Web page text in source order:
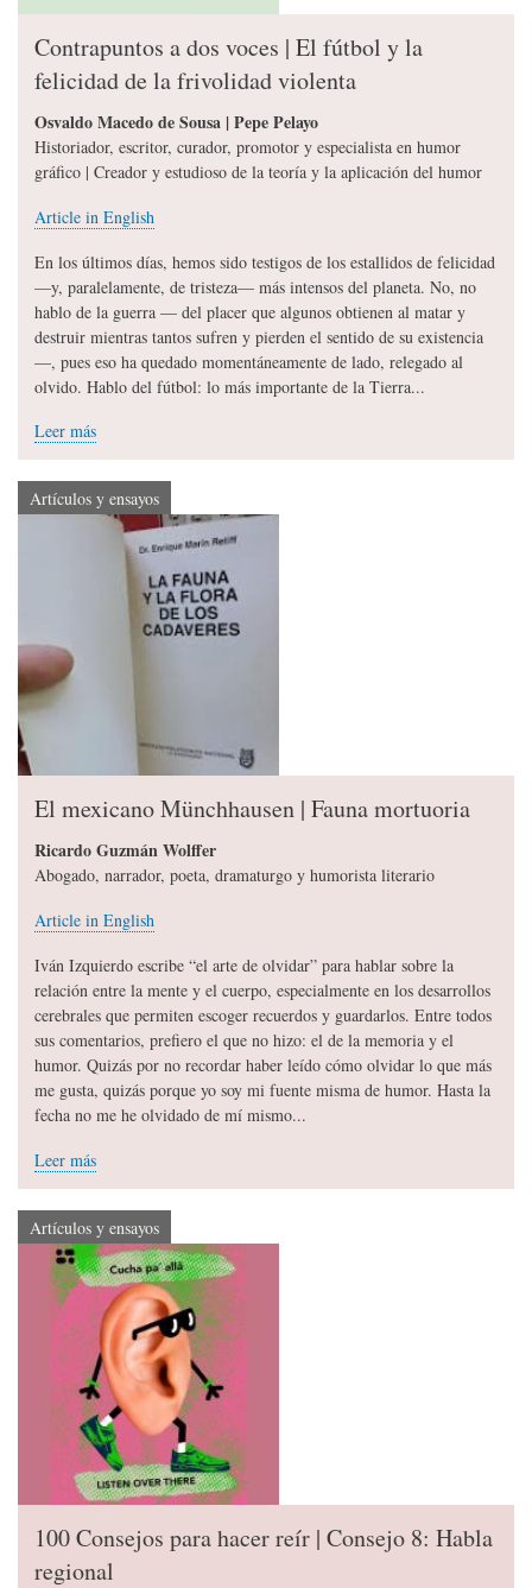
Contrapuntos a dos voces | El fútbol y la
felicidad de la frivolidad violenta
Osvaldo Macedo de Sousa | Pepe Pelayo
Historiador, escritor, curador, promotor y especialista en humor
gráfico | Creador y estudioso de la teoría y la aplicación del humor
Article in English
En los últimos días, hemos sido testigos de los estallidos de felicidad
—y, paralelamente, de tristeza— más intensos del planeta. No, no
hablo de la guerra — del placer que algunos obtienen al matar y
destruir mientras tantos sufren y pierden el sentido de su existencia
—, pues eso ha quedado momentáneamente de lado, relegado al
olvido. Hablo del fútbol: lo más importante de la Tierra...
Leer más
Artículos y ensayos
El mexicano Münchhausen | Fauna mortuoria
Ricardo Guzmán Wolffer
Abogado, narrador, poeta, dramaturgo y humorista literario
Article in English
Iván Izquierdo escribe “el arte de olvidar” para hablar sobre la
relación entre la mente y el cuerpo, especialmente en los desarrollos
cerebrales que permiten escoger recuerdos y guardarlos. Entre todos
sus comentarios, prefiero el que no hizo: el de la memoria y el
humor. Quizás por no recordar haber leído cómo olvidar lo que más
me gusta, quizás porque yo soy mi fuente misma de humor. Hasta la
fecha no me he olvidado de mí mismo...
Leer más
Artículos y ensayos
100 Consejos para hacer reír | Consejo 8: Habla
regional